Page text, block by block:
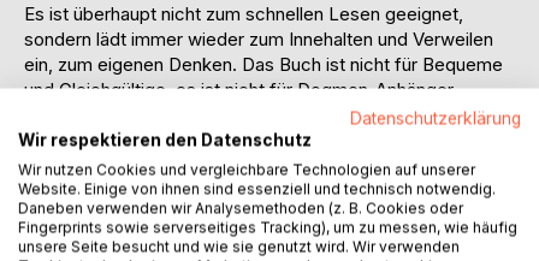
Es ist überhaupt nicht zum schnellen Lesen geeignet,
sondern lädt immer wieder zum Innehalten und Verweilen
ein, zum eigenen Denken. Das Buch ist nicht für Bequeme
und Gleichgültige, es ist nicht für Dogmen-Anhänger.
Thomas B. Reichert öffnet eine Schatztruhe mit
Geschichten, Symbolen, und Ereignissen, die mehr als
2000 Jahre zurückliegen. Kunst für die Religion, Religion als
Kunst? Das ist nur einer der möglichen Blickwinkel. Der
Autor nimmt Bekanntes und vermischt es mit anderem
Bekannten, zieht logische Schlüsse und fordert immer
Datenschutzerklärung
Wir respektieren den Datenschutz
Wir nutzen Cookies und vergleichbare Technologien auf unserer
Website. Einige von ihnen sind essenziell und technisch notwendig.
Daneben verwenden wir Analysemethoden (z. B. Cookies oder
Fingerprints sowie serverseitiges Tracking), um zu messen, wie häufig
unsere Seite besucht und wie sie genutzt wird. Wir verwenden